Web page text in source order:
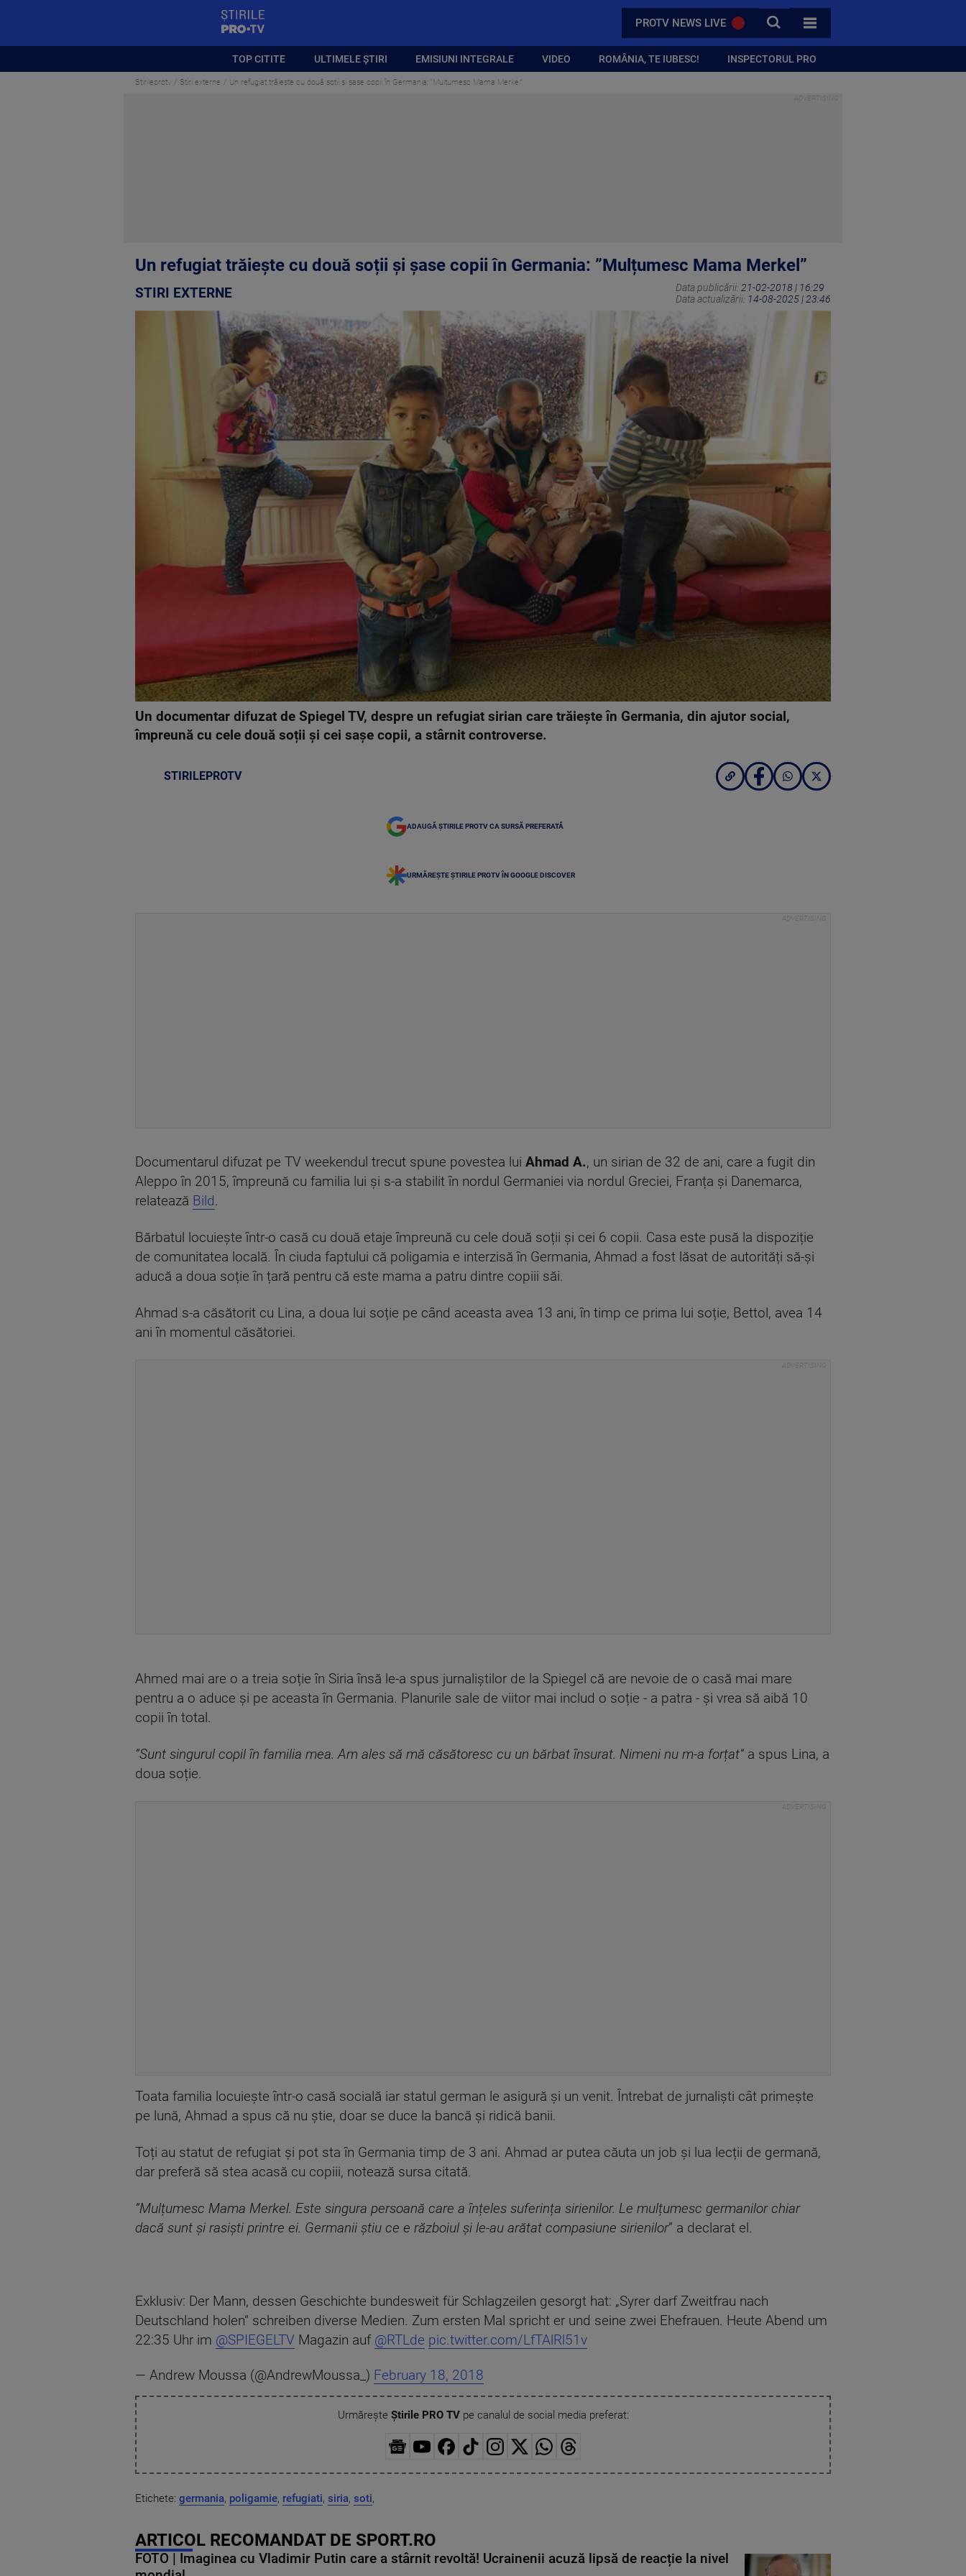
PROTV NEWS LIVE CAUTA
TOATE CATEGORIILE
TOP CITITE ULTIMELE ȘTIRI EMISIUNI INTEGRALE VIDEO ROMÂNIA, TE IUBESC! INSPECTORUL PRO
Stirileprotv Stiri externe Un refugiat trăiește cu două soții și șase copii în Germania: ”Mulțumesc Mama Merkel”
Un refugiat trăiește cu două soții și șase copii în Germania: ”Mulțumesc Mama Merkel”
STIRI EXTERNE Data publicării: 21-02-2018 | 16:29
Data actualizării: 14-08-2025 | 23:46
Un documentar difuzat de Spiegel TV, despre un refugiat sirian care trăiește în Germania, din ajutor social,
împreună cu cele două soții și cei sașe copii, a stârnit controverse.
STIRILEPROTV
ADAUGĂ ȘTIRILE PROTV CA SURSĂ PREFERATĂ
URMĂREȘTE ȘTIRILE PROTV ÎN GOOGLE DISCOVER
Documentarul difuzat pe TV weekendul trecut spune povestea lui Ahmad A., un sirian de 32 de ani, care a fugit din
Aleppo în 2015, împreună cu familia lui și s-a stabilit în nordul Germaniei via nordul Greciei, Franța și Danemarca,
relatează Bild.
Bărbatul locuiește într-o casă cu două etaje împreună cu cele două soții și cei 6 copii. Casa este pusă la dispoziție
de comunitatea locală. În ciuda faptului că poligamia e interzisă în Germania, Ahmad a fost lăsat de autorități să-și
aducă a doua soție în țară pentru că este mama a patru dintre copiii săi.
Ahmad s-a căsătorit cu Lina, a doua lui soție pe când aceasta avea 13 ani, în timp ce prima lui soție, Bettol, avea 14
ani în momentul căsătoriei.
Ahmed mai are o a treia soție în Siria însă le-a spus jurnaliștilor de la Spiegel că are nevoie de o casă mai mare
pentru a o aduce și pe aceasta în Germania. Planurile sale de viitor mai includ o soție - a patra - și vrea să aibă 10
copii în total.
”Sunt singurul copil în familia mea. Am ales să mă căsătoresc cu un bărbat însurat. Nimeni nu m-a forțat” a spus Lina, a
doua soție.
Toata familia locuiește într-o casă socială iar statul german le asigură și un venit. Întrebat de jurnaliști cât primește
pe lună, Ahmad a spus că nu știe, doar se duce la bancă și ridică banii.
Toți au statut de refugiat și pot sta în Germania timp de 3 ani. Ahmad ar putea căuta un job și lua lecții de germană,
dar preferă să stea acasă cu copiii, notează sursa citată.
”Mulțumesc Mama Merkel. Este singura persoană care a înțeles suferința sirienilor. Le mulțumesc germanilor chiar
dacă sunt și rasiști printre ei. Germanii știu ce e războiul și le-au arătat compasiune sirienilor” a declarat el.
Exklusiv: Der Mann, dessen Geschichte bundesweit für Schlagzeilen gesorgt hat: „Syrer darf Zweitfrau nach
Deutschland holen“ schreiben diverse Medien. Zum ersten Mal spricht er und seine zwei Ehefrauen. Heute Abend um
22:35 Uhr im @SPIEGELTV Magazin auf @RTLde pic.twitter.com/LfTAlRl51v
— Andrew Moussa (@AndrewMoussa_) February 18, 2018
Urmărește Știrile PRO TVpe canalul de social media preferat:
Etichete: germania, poligamie, refugiati, siria, soti,
ARTICOL RECOMANDAT DE SPORT.RO
FOTO | Imaginea cu Vladimir Putin care a stârnit revoltă! Ucrainenii acuză lipsă de reacție la nivel